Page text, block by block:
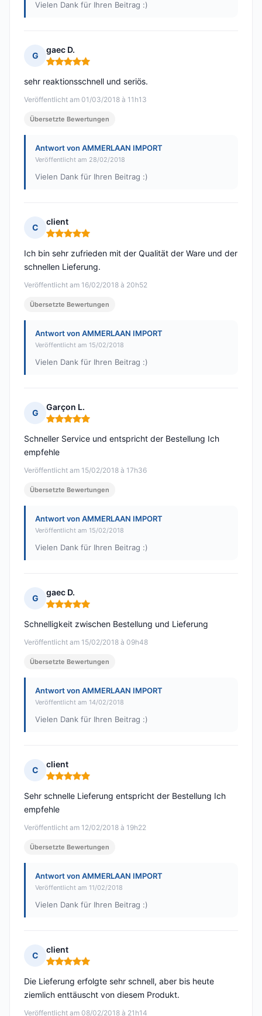
Vielen Dank für Ihren Beitrag :)
G
gaec D.
Hinweis: 5 von 5
Veröffentlicht am 01/03/2018 à 11h13
sehr reaktionsschnell und seriös.
Übersetzte Bewertungen
Antwort von AMMERLAAN IMPORT
Veröffentlicht am 28/02/2018
Vielen Dank für Ihren Beitrag :)
C
client
Hinweis: 5 von 5
Veröffentlicht am 16/02/2018 à 20h52
Ich bin sehr zufrieden mit der Qualität der Ware und der
schnellen Lieferung.
Übersetzte Bewertungen
Antwort von AMMERLAAN IMPORT
Veröffentlicht am 15/02/2018
Vielen Dank für Ihren Beitrag :)
G
Garçon L.
Hinweis: 5 von 5
Veröffentlicht am 15/02/2018 à 17h36
Schneller Service und entspricht der Bestellung Ich
empfehle
Übersetzte Bewertungen
Antwort von AMMERLAAN IMPORT
Veröffentlicht am 15/02/2018
Vielen Dank für Ihren Beitrag :)
G
gaec D.
Hinweis: 5 von 5
Veröffentlicht am 15/02/2018 à 09h48
Schnelligkeit zwischen Bestellung und Lieferung
Übersetzte Bewertungen
Antwort von AMMERLAAN IMPORT
Veröffentlicht am 14/02/2018
Vielen Dank für Ihren Beitrag :)
C
client
Hinweis: 5 von 5
Veröffentlicht am 12/02/2018 à 19h22
Sehr schnelle Lieferung entspricht der Bestellung Ich
empfehle
Übersetzte Bewertungen
Antwort von AMMERLAAN IMPORT
Veröffentlicht am 11/02/2018
Vielen Dank für Ihren Beitrag :)
C
client
Hinweis: 5 von 5
Veröffentlicht am 08/02/2018 à 21h14
Die Lieferung erfolgte sehr schnell, aber bis heute
ziemlich enttäuscht von diesem Produkt.